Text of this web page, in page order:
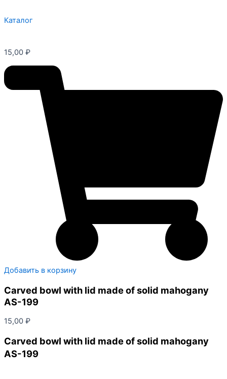
Каталог
15,00 ₽
Добавить в корзину
Carved bowl with lid made of solid mahogany
AS-199
15,00 ₽
Carved bowl with lid made of solid mahogany
AS-199